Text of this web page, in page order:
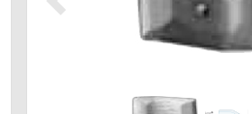
Précédent